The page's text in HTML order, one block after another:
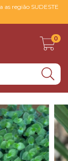
região SUDESTE
0